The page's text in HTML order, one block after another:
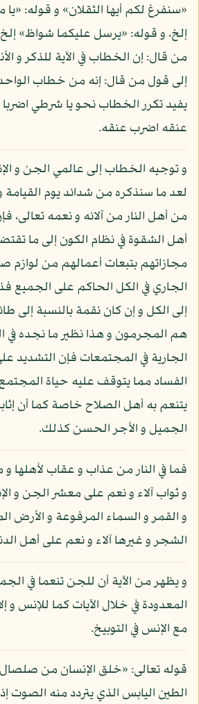
«سنفرغ لكم أيها الثقلان» و قوله:
إلخ، و قوله: «يرسل عليكما شواظ»
من قال: إن الخطاب في الآية للذكر و
إلى قول من قال: إنه من خطاب
يفيد تكرر الخطاب نحو يا شرطي
عنقه اضرب عنقه.
و توجيه الخطاب إلى عالمي الجن و
لعد ما سنذكره من شدائد يوم
من أهل النار من آلائه و نعمه تعالى،
أهل الشقوة في نظام الكون إلى ما
مجازاتهم بتبعات أعمالهم من لوازم
الجاري في الكل الحاكم على الجميع
إلى الكل و إن كان نقمة بالنسبة إلى
هم المجرمون و هذا نظير ما نجده في
الجارية في المجتمعات فإن التشديد
الفساد مما يتوقف عليه حياة
يتنعم به أهل الصلاح خاصة كما أن
الجميل و الأجر الحسن كذلك.
فما في النار من عذاب و عقاب لأهلها
و ثواب آلاء و نعم على معشر الجن و
و القمر و السماء المرفوعة و الأرض
الشجر و غيرها آلاء و نعم على أهل
و يظهر من الآية أن للجن تنعما في
المعدودة في خلال الآيات كما للإنس و
مع الإنس في التوبيخ.
قوله تعالى: «خلق الإنسان من
الطين اليابس الذي يتردد منه الصوت